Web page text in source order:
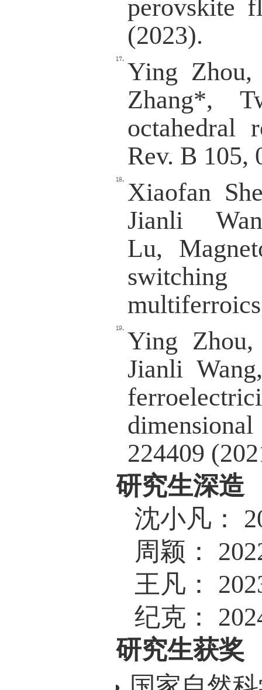
in van
Ying
(2024).
based
Acta
Fan
(2023).